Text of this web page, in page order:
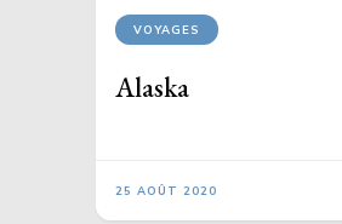
VOYAGES
Alaska
25 AOÛT 2020